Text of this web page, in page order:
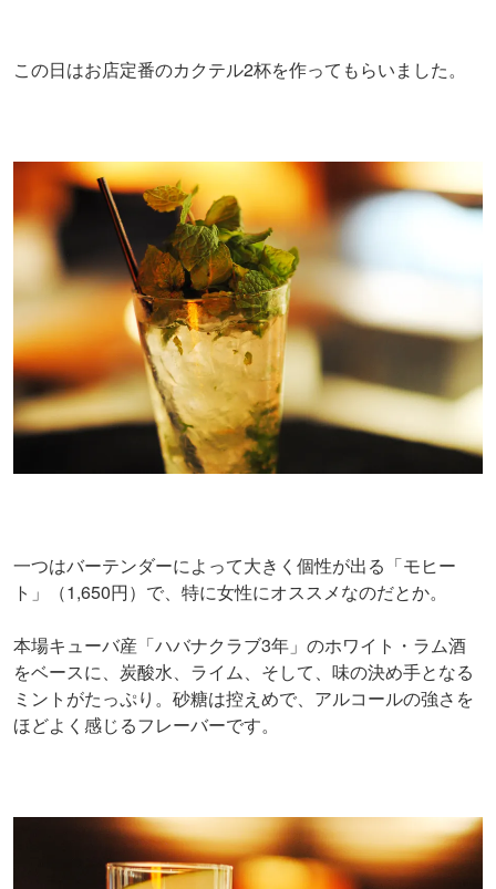
この日はお店定番のカクテル2杯を作ってもらいました。
一つはバーテンダーによって大きく個性が出る「モヒー
ト」（1,650円）で、特に女性にオススメなのだとか。
本場キューバ産「ハバナクラブ3年」のホワイト・ラム酒
をベースに、炭酸水、ライム、そして、味の決め手となる
ミントがたっぷり。砂糖は控えめで、アルコールの強さを
ほどよく感じるフレーバーです。